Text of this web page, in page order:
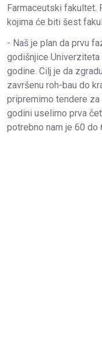
Farmaceutski fakultet.
kojima će biti šest
- Naš je plan da prvu
godišnjice Univerziteta
godine. Cilj je da
završenu roh-bau do
pripremimo tendere za
godini uselimo prva
potrebno nam je 60 do